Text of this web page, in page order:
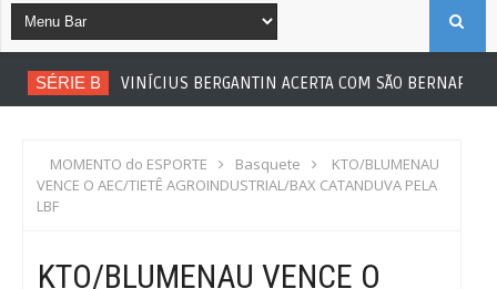
SÉRIE B VINÍCIUS BERGANTIN ACERTA COM SÃO BERNARDO
MOMENTO do ESPORTE Basquete
KTO/BLUMENAU
VENCE O AEC/TIETÊ AGROINDUSTRIAL/BAX CATANDUVA PELA
LBF
KTO/BLUMENAU VENCE O